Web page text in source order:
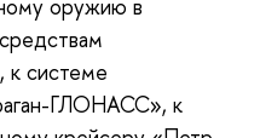
оружию в
к системе
ГЛОНАСС», к